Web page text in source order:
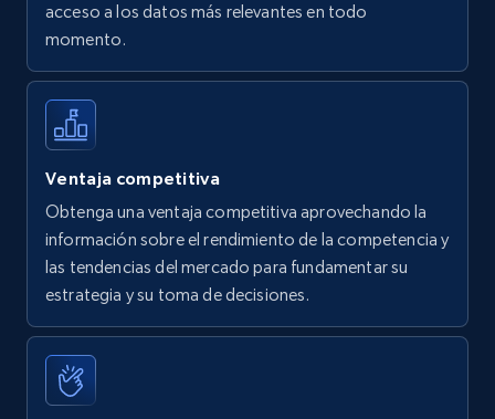
Walmart - products
Specifications, Image urls, Top reviews, and
more.
5.6K+ 878+
Walmart - products - Find new products by
using specific category URL
URL, Final price, Sku, Currency, Gtin,
Specifications, Image urls, Top reviews, and
more.
acceso a los datos más relevantes en todo
momento.
Ventaja competitiva
Obtenga una ventaja competitiva aprovechando la
información sobre el rendimiento de la competencia y
las tendencias del mercado para fundamentar su
estrategia y su toma de decisiones.